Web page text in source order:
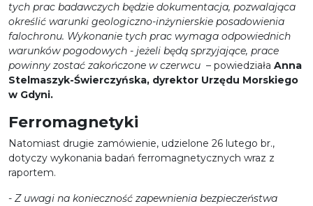
tych prac badawczych będzie dokumentacja, pozwalająca
określić warunki geologiczno-inżynierskie posadowienia
falochronu. Wykonanie tych prac wymaga odpowiednich
warunków pogodowych - jeżeli będą sprzyjające, prace
powinny zostać zakończone w czerwcu – powiedziała Anna
Stelmaszyk-Świerczyńska, dyrektor Urzędu Morskiego
w Gdyni.
Ferromagnetyki
Natomiast drugie zamówienie, udzielone 26 lutego br.,
dotyczy wykonania badań ferromagnetycznych wraz z
raportem.
- Z uwagi na konieczność zapewnienia bezpieczeństwa